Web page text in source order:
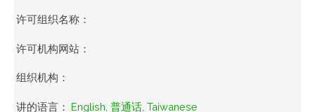
许可组织名称：
许可机构网站：
组织机构：
讲的语言： English, 普通话, Taiwanese